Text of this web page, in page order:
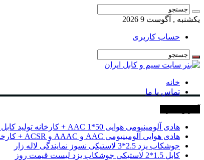
یکشنبه , آگوست 9 2026
حساب کاربری
خانه
تماس با ما
هادی آلومینیومی هوایی 50*1 AAC + کارخانه تولید کابل آلومینیومی
هادی هوایی آلومینیومی AAC و AAAC و ACSR + کارخانه ماهان کابل امیر
جوشکاب یزد 2.5*3 لاستیکی نسوز نمایندگی لاله زار
کابل 1.5*2 لاستیکی جوشکاب یزد لیست قیمت روز